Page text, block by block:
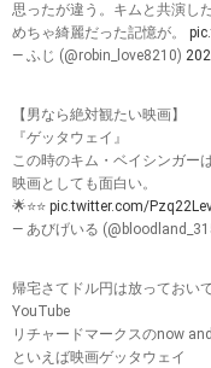
思ったが違う。キムと共演し
めちゃ綺麗だった記憶が。
— ふじ (@robin_love8210)
【男なら絶対観たい映画】
『ゲッタウェイ』
この時のキム・ベイシンガー
映画としても面白い。
🌟⭐️⭐️ pic.twitter.com/
— あびげいる
帰宅さてドル円は放っておい
YouTube
リチャードマークスのnow
といえば映画ゲッタウェイ